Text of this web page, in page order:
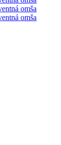
omša
omša